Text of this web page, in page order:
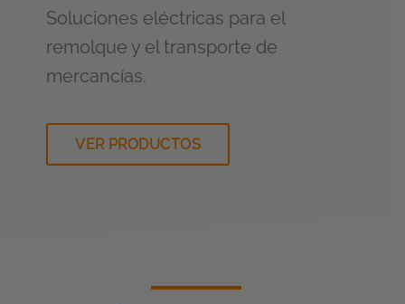
Soluciones eléctricas para el
remolque y el transporte de
mercancías.
VER PRODUCTOS